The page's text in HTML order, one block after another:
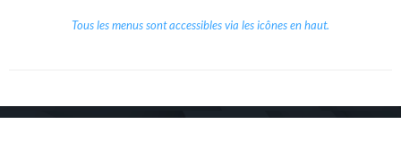
Tous les menus sont accessibles via les icônes en haut.